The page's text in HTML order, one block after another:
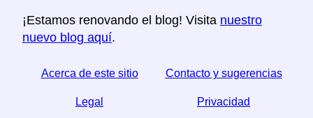
¡Estamos renovando el blog! Visita nuestro
nuevo blog aquí.
Acerca de este sitio Contacto y sugerencias
Legal Privacidad